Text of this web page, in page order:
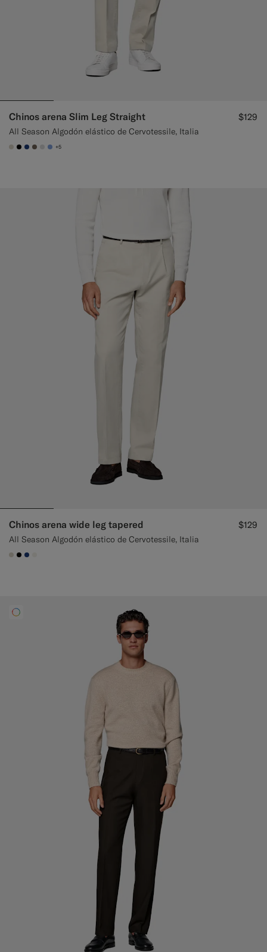
Chinos arena Slim Leg Straight
All Season Algodón elástico de Cervotessile, Italia
$129
#D7D1C3
#000000
#1C3D7A
#706559
#D9DADA
#82A1DC
+5
Chinos arena wide leg tapered
All Season Algodón elástico de Cervotessile, Italia
$129
#D7D1C3
#000000
#1C3D7A